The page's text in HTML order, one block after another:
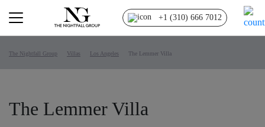
+1 (310) 666 7012
The Nightfall Group Villas Los Angeles The Lemmer Villa
The Lemmer Villa